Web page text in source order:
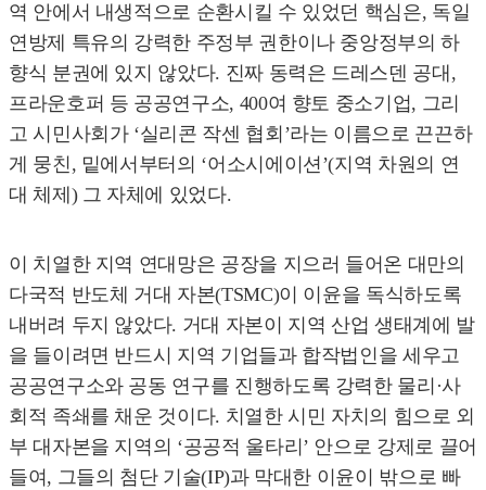
역 안에서 내생적으로 순환시킬 수 있었던 핵심은, 독일
연방제 특유의 강력한 주정부 권한이나 중앙정부의 하
향식 분권에 있지 않았다. 진짜 동력은 드레스덴 공대,
프라운호퍼 등 공공연구소, 400여 향토 중소기업, 그리
고 시민사회가 ‘실리콘 작센 협회’라는 이름으로 끈끈하
게 뭉친, 밑에서부터의 ‘어소시에이션’(지역 차원의 연
대 체제) 그 자체에 있었다.
이 치열한 지역 연대망은 공장을 지으러 들어온 대만의
다국적 반도체 거대 자본(TSMC)이 이윤을 독식하도록
내버려 두지 않았다. 거대 자본이 지역 산업 생태계에 발
을 들이려면 반드시 지역 기업들과 합작법인을 세우고
공공연구소와 공동 연구를 진행하도록 강력한 물리·사
회적 족쇄를 채운 것이다. 치열한 시민 자치의 힘으로 외
부 대자본을 지역의 ‘공공적 울타리’ 안으로 강제로 끌어
들여, 그들의 첨단 기술(IP)과 막대한 이윤이 밖으로 빠